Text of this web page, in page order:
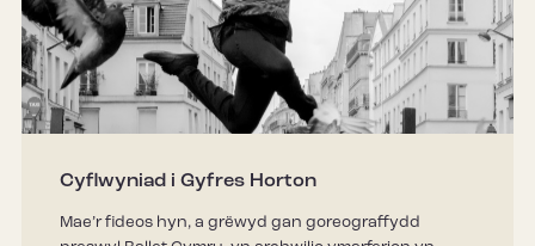
Cyflwyniad i Gyfres Horton
Mae’r fideos hyn, a grëwyd gan goreograffydd